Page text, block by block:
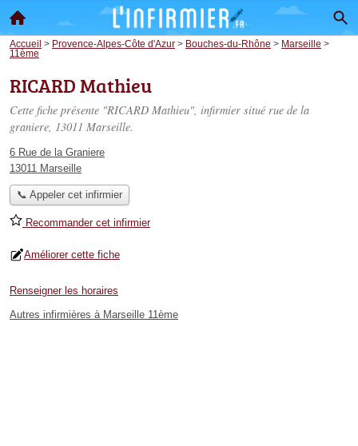
Accueil > Provence-Alpes-Côte d'Azur > Bouches-du-Rhône > Marseille >
11ème
RICARD Mathieu
Cette fiche présente "RICARD Mathieu", infirmier situé rue de la
graniere, 13011 Marseille.
6 Rue de la Graniere
13011 Marseille
📞 Appeler cet infirmier
Recommander cet infirmier
Améliorer cette fiche
Renseigner les horaires
Autres infirmières à Marseille 11ème